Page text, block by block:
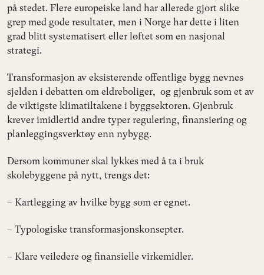
på stedet. Flere europeiske land har allerede gjort slike
grep med gode resultater, men i Norge har dette i liten
grad blitt systematisert eller løftet som en nasjonal
strategi.
Transformasjon av eksisterende offentlige bygg nevnes
sjelden i debatten om eldreboliger, og gjenbruk som et av
de viktigste klimatiltakene i byggsektoren. Gjenbruk
krever imidlertid andre typer regulering, finansiering og
planleggingsverktøy enn nybygg.
Dersom kommuner skal lykkes med å ta i bruk
skolebyggene på nytt, trengs det:
– Kartlegging av hvilke bygg som er egnet.
– Typologiske transformasjonskonsepter.
– Klare veiledere og finansielle virkemidler.